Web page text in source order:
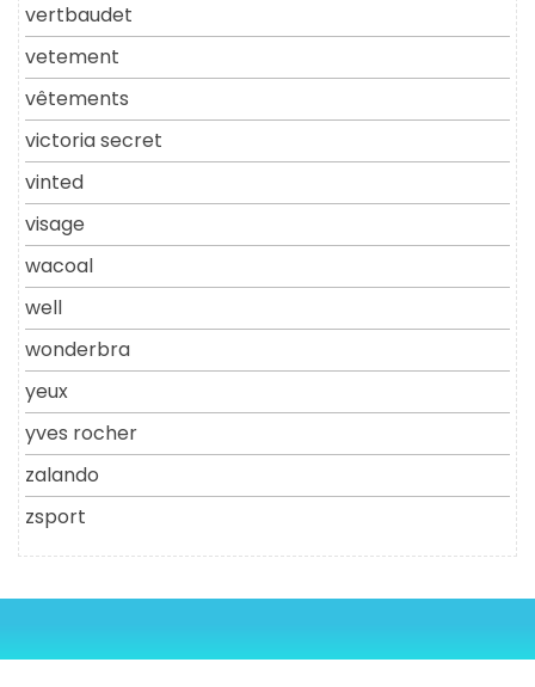
vertbaudet
vetement
vêtements
victoria secret
vinted
visage
wacoal
well
wonderbra
yeux
yves rocher
zalando
zsport